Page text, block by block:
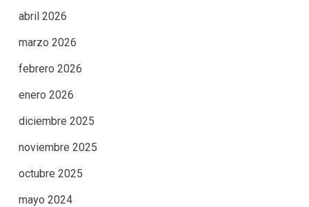
abril 2026
marzo 2026
febrero 2026
enero 2026
diciembre 2025
noviembre 2025
octubre 2025
mayo 2024